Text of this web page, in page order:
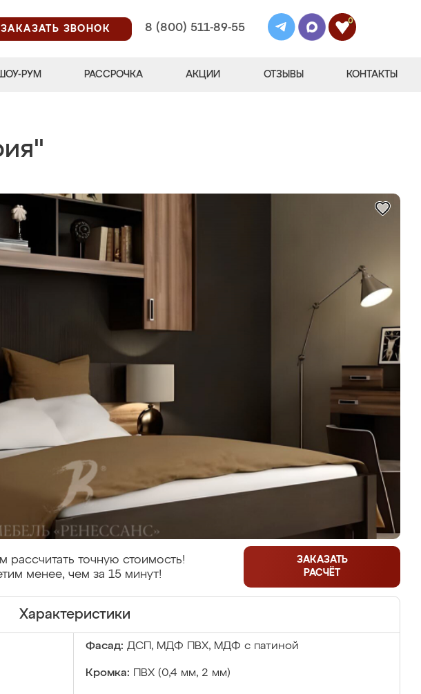
ЗАКАЗАТЬ ЗВОНОК
8 (800) 511-89-55
0
РУМ РАССРОЧКА АКЦИИ ОТЗЫВЫ КОНТАКТЫ
рассчитать точную стоимость!
менее, чем за 15 минут!
ЗАКАЗАТЬ
РАСЧЁТ
Характеристики
Фасад: ДСП, МДФ ПВХ, МДФ с патиной
Кромка: ПВХ (0,4 мм, 2 мм)